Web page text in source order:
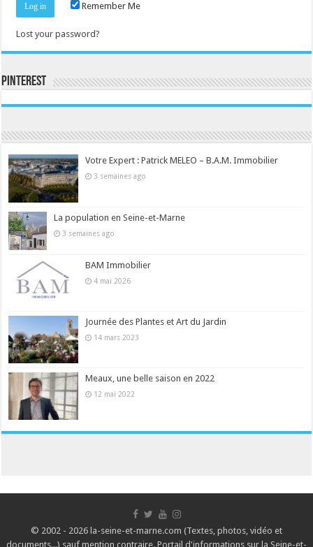
Remember Me
Lost your password?
Pinterest
Votre Expert : Patrick MELEO – B.A.M. Immobilier
3 semaines ago
La population en Seine-et-Marne
3 semaines ago
BAM Immobilier
4 mai 2026
Journée des Plantes et Art du Jardin
14 mars 2023
Meaux, une belle saison en 2022
12 mai 2022
© 2002 - 2026 la-seine-et-marne.com (Textes, photos, vidéo et
documents...) sauf mention contraire. Portail d'informations sur la Seine-et-